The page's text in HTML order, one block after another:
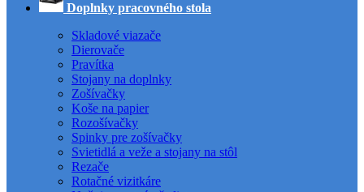
Doplnky pracovného stola
Skladové viazače
Dierovače
Pravítka
Stojany na doplnky
Zošívačky
Koše na papier
Rozošívačky
Spinky pre zošívačky
Svietidlá a veže a stojany na stôl
Rezače
Rotačné vizitkáre